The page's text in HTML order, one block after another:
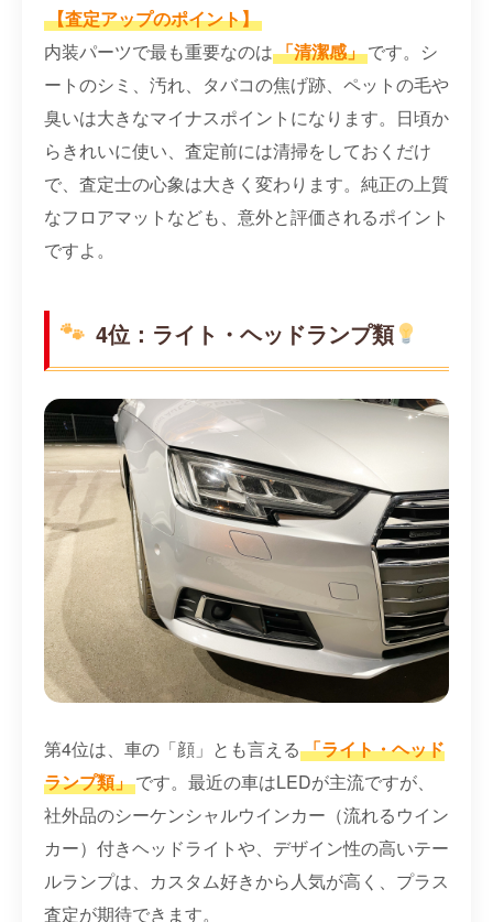
【査定アップのポイント】
内装パーツで最も重要なのは「清潔感」です。シ
ートのシミ、汚れ、タバコの焦げ跡、ペットの毛や
臭いは大きなマイナスポイントになります。日頃か
らきれいに使い、査定前には清掃をしておくだけ
で、査定士の心象は大きく変わります。純正の上質
なフロアマットなども、意外と評価されるポイント
ですよ。
4位：ライト・ヘッドランプ類
第4位は、車の「顔」とも言える 「ライト・ヘッド
ランプ類」です。最近の車はLEDが主流ですが、
社外品のシーケンシャルウインカー（流れるウイン
カー）付きヘッドライトや、デザイン性の高いテー
ルランプは、カスタム好きから人気が高く、プラス
査定が期待できます。